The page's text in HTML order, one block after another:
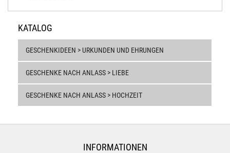
KATALOG
GESCHENKIDEEN > URKUNDEN UND EHRUNGEN
GESCHENKE NACH ANLASS > LIEBE
GESCHENKE NACH ANLASS > HOCHZEIT
INFORMATIONEN